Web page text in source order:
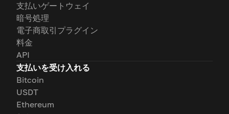
支払いゲートウェイ
暗号処理
電子商取引プラグイン
料金
API
支払いを受け入れる
Bitcoin
USDT
Ethereum